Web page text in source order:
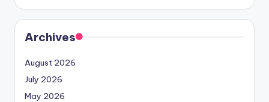
Archives
August 2026
July 2026
May 2026